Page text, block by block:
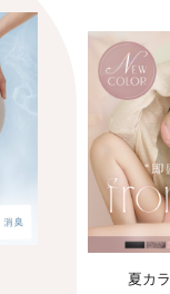
夏カ